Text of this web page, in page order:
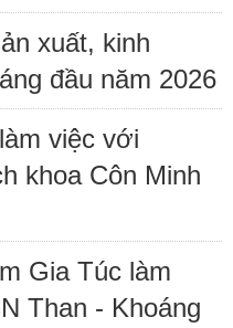
xuất, kinh
đầu năm 2026
việc với
khoa Côn Minh
Gia Túc làm
Than - Khoáng